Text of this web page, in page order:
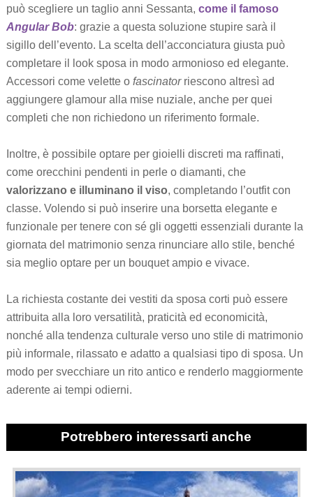
può scegliere un taglio anni Sessanta, come il famoso
Angular Bob: grazie a questa soluzione stupire sarà il
sigillo dell’evento. La scelta dell’acconciatura giusta può
completare il look sposa in modo armonioso ed elegante.
Accessori come velette o fascinatorriescono altresì ad
aggiungere glamour alla mise nuziale, anche per quei
completi che non richiedono un riferimento formale.
Inoltre, è possibile optare per gioielli discreti ma raffinati,
come orecchini pendenti in perle o diamanti, che
valorizzano e illuminano il viso, completando l’outfit con
classe. Volendo si può inserire una borsetta elegante e
funzionale per tenere con sé gli oggetti essenziali durante la
giornata del matrimonio senza rinunciare allo stile, benché
sia meglio optare per un bouquet ampio e vivace.
La richiesta costante dei vestiti da sposa corti può essere
attribuita alla loro versatilità, praticità ed economicità,
nonché alla tendenza culturale verso uno stile di matrimonio
più informale, rilassato e adatto a qualsiasi tipo di sposa. Un
modo per svecchiare un rito antico e renderlo maggiormente
aderente ai tempi odierni.
Potrebbero interessarti anche